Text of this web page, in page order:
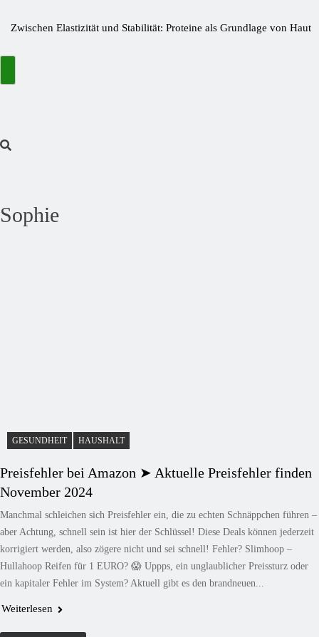
Zwischen Elastizität und Stabilität: Proteine als Grundlage von Haut
Wie kleine Nährstofflücken große Wirkung haben
Preisfehler bei Amazon ➤ Aktuelle Preisfehler finden November
Sophie
GESUNDHEIT HAUSHALT
Preisfehler bei Amazon ➤ Aktuelle Preisfehler finden
November 2024
Manchmal schleichen sich Preisfehler ein, die zu echten Schnäppchen führen –
aber Achtung, schnell sein ist hier der Schlüssel! Diese Deals können jederzeit
korrigiert werden, also zögere nicht und sei schnell! Fehler? Slimhoop –
Hullahoop Reifen für 1 EURO? 😱 Uppps, ein unglaublicher Preissturz oder
ein kapitaler Fehler im System? Aktuell gibt es den brandneuen...
Weiterlesen